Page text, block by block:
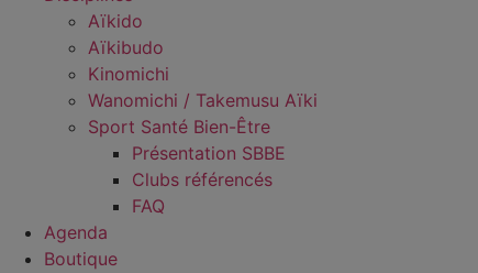
Aïkido
Aïkibudo
Kinomichi
Wanomichi / Takemusu Aïki
Sport Santé Bien-Être
Présentation SBBE
Clubs référencés
FAQ
Agenda
Boutique